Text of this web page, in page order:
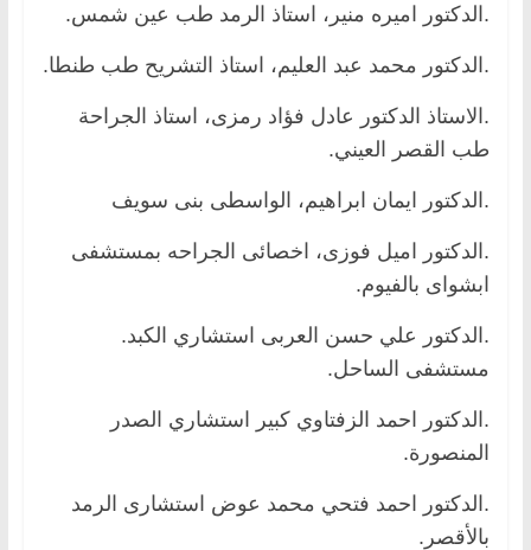
.الدكتور اميره منير، استاذ الرمد طب عين شمس.
.الدكتور محمد عبد العليم، استاذ التشريح طب طنطا.
.الاستاذ الدكتور عادل فؤاد رمزى، استاذ الجراحة
طب القصر العيني.
.الدكتور ايمان ابراهيم، الواسطى بنى سويف
.الدكتور اميل فوزى، اخصائى الجراحه بمستشفى
ابشواى بالفيوم.
.الدكتور علي حسن العربى استشاري الكبد.
مستشفى الساحل.
.الدكتور احمد الزفتاوي كبير استشاري الصدر
المنصورة.
.الدكتور احمد فتحي محمد عوض استشارى الرمد
بالأقصر.